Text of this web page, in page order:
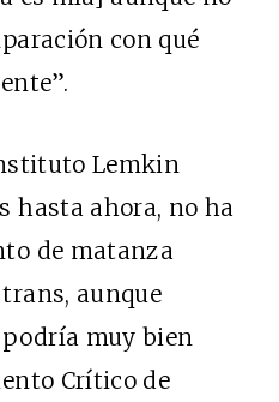
con qué
Lemkin
hasta ahora, no ha
de matanza
aunque
muy bien
Crítico de